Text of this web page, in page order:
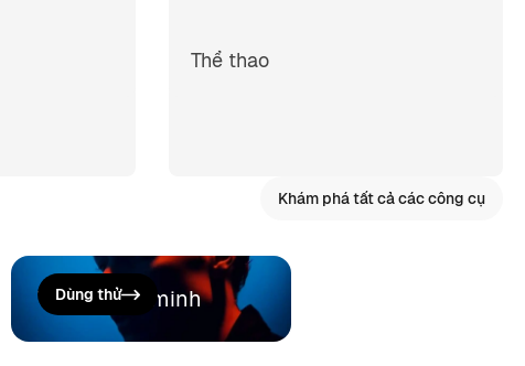
Thể thao
Khám phá tất cả các công cụ
Tạo thuyết minh
Dùng thử